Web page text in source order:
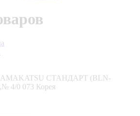
СТАНДАРТ (BLN-
4/0 073 Корея